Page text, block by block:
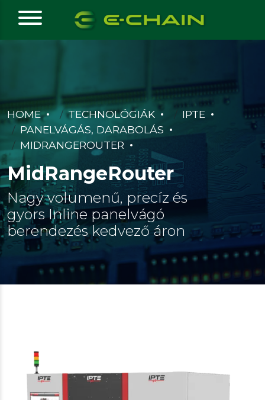
HOME TECHNOLÓGIÁK
IPTE
PANELVÁGÁS, DARABOLÁS
MIDRANGEROUTER
MidRangeRouter
Nagy volumenű, precíz és
gyors Inline panelvágó
berendezés kedvező áron